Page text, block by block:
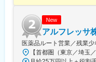
New
アルフレッサ
医薬品ルート営業／残業